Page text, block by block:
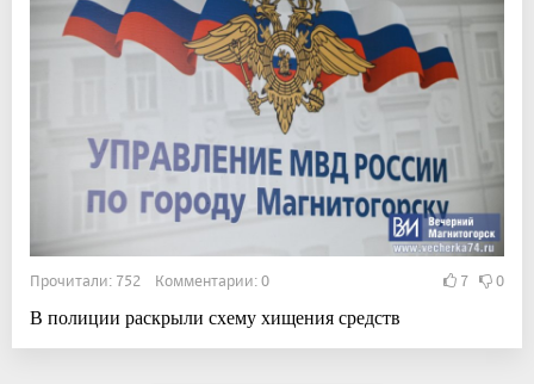
Прочитали: 752 Комментарии: 0 7 0
В полиции раскрыли схему хищения средств